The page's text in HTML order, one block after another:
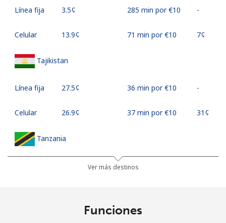
Línea fija ⁦3.5¢⁩ 285 min por ⁦€10⁩ -
Celular ⁦13.9¢⁩ 71 min por ⁦€10⁩ ⁦7¢⁩
Tajikistan
Línea fija ⁦27.5¢⁩ 36 min por ⁦€10⁩ -
Celular ⁦26.9¢⁩ 37 min por ⁦€10⁩ ⁦31¢⁩
Tanzania
30 min por ⁦€10⁩
Ver más destinos
Funciones